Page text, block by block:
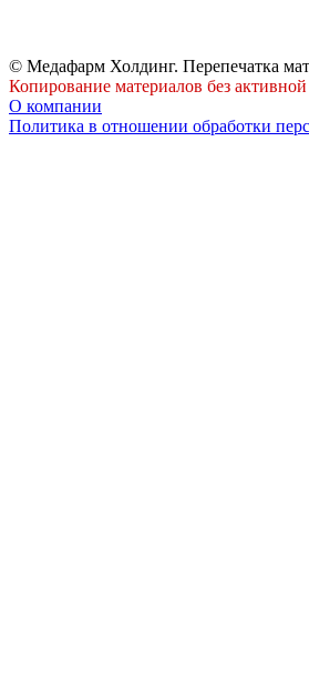
© Медафарм Холдинг. Перепечатка
Копирование материалов без
О компании
Политика в отношении обработки